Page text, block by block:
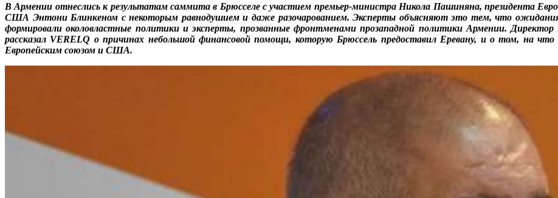
В Армении отнеслись к результатам саммита в Брюсселе с участием премьер-министра Никола Пашиняна, президента
США Энтони Блинкеном с некоторым равнодушием и даже разочарованием. Эксперты объясняют это тем, что
формировали околовластные политики и эксперты, прозванные фронтменами прозападной политики Армении.
рассказал VERELQ о причинах небольшой финансовой помощи, которую Брюссель предоставил Еревану, и о том, на
Европейским союзом и США.